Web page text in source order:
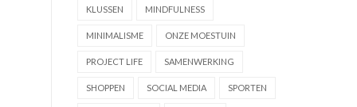
KLUSSEN MINDFULNESS
MINIMALISME ONZE MOESTUIN
PROJECT LIFE SAMENWERKING
SHOPPEN SOCIAL MEDIA SPORTEN